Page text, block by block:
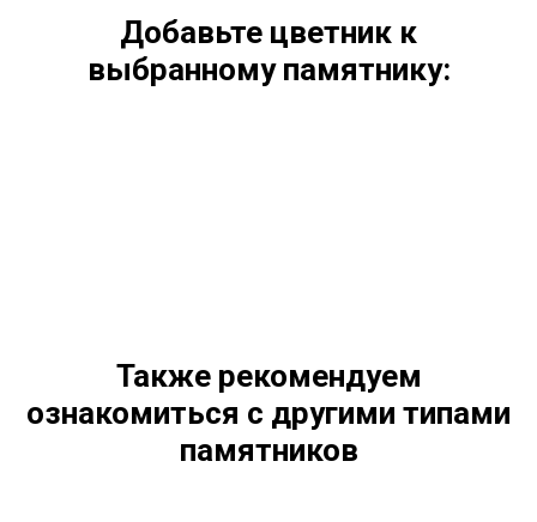
Добавьте цветник к
выбранному памятнику:
Также рекомендуем
ознакомиться с другими типами
памятников